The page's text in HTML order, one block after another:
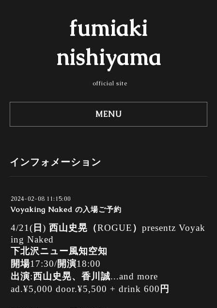
fumiaki
nishiyama
official site
MENU
インフォメーション
2024-02-08 11:15:00
Voyaking Naked の入場ご予約
4/21( 日 ) 西山史晃（ROGUE ） presentz Voyak
ing Naked
下北沢ニュー風知空知
開場17:30/開演18:00
出演:西山史晃、香川誠...and more
ad.¥5,000 door.¥5,500 + drink 600 円